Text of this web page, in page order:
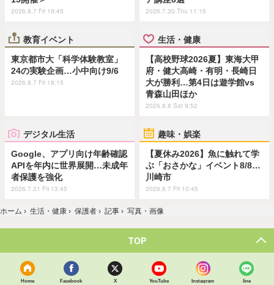
2026.8.7 Fri 19:45 2026.7.30 Thu 11:15
教育イベント
東京都市大「科学体験教室」
24の実験企画…小中向け9/6
2026.8.7 Fri 18:15
生活・健康
【高校野球2026夏】東海大甲
府・健大高崎・有明・長崎日
大が勝利…第4日は遊学館vs
青森山田ほか
2026.8.8 Sat 9:52
デジタル生活
Google、アプリ向け年齢確認
APIを年内に世界展開…未成年
者保護を強化
2026.7.31 Fri 13:45
趣味・娯楽
【夏休み2026】魚に触れて学
ぶ「おさかな」イベント8/8…
川崎市
2026.8.7 Fri 10:45
ホーム › 生活・健康 › 保護者 › 記事 › 写真・画像
TOP
Home Facebook X YouTube Instagram line